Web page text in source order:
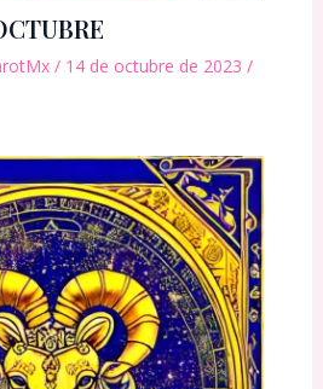
/ 14 de octubre de 2023 /